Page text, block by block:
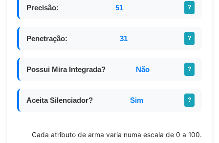
Precisão: 51 ?
Penetração: 31 ?
Possui Mira Integrada? Não ?
Aceita Silenciador? Sim ?
Cada atributo de arma varia numa escala de 0 a 100.